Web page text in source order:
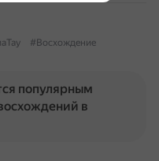
#Восхождение
популярным
в